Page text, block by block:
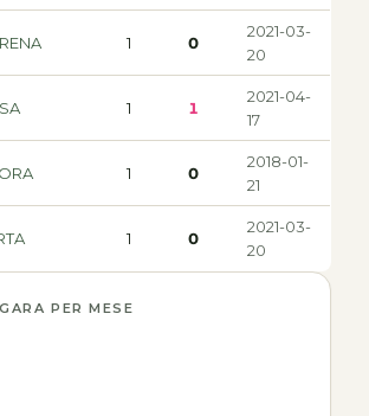
1 0
2021-03-
20
1 1
2021-04-
17
1 0
2018-01-
21
1 0
2021-03-
20
PER MESE